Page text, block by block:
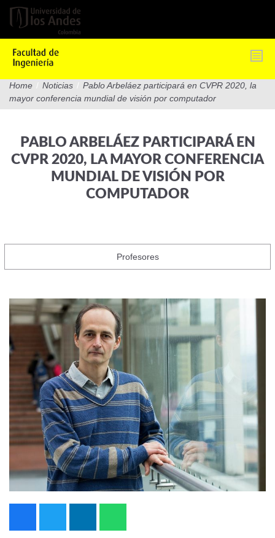
Pasar
contenido
Home / Noticias / Pablo Arbeláez participará en CVPR 2020, la
mayor conferencia mundial de visión por computador
PABLO ARBELÁEZ PARTICIPARÁ EN
CVPR 2020, LA MAYOR CONFERENCIA
MUNDIAL DE VISIÓN POR
COMPUTADOR
Profesores